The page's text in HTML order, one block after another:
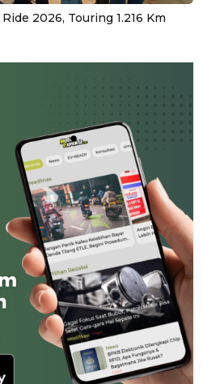
2026, Touring 1.216 Km